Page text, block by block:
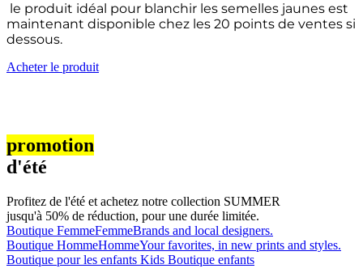
le produit idéal pour blanchir les semelles jaunes est
maintenant disponible chez les 20 points de ventes si
dessous.
Acheter le produit
promotion
d'été
Profitez de l'été et achetez notre collection SUMMER
jusqu'à 50% de réduction, pour une durée limitée.
Boutique FemmeFemmeBrands and local designers.
Boutique HommeHommeYour favorites, in new prints and styles.
Boutique pour les enfants Kids Boutique enfants